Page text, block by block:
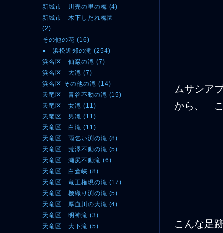
新城市 川売の里の梅 (4)
新城市 木下しだれ梅園
(2)
その他の花 (16)
● 浜松近郊の滝 (254)
浜名区 仙巌の滝 (7)
浜名区 大滝 (7)
浜名区 その他の滝 (14)
天竜区 青谷不動の滝 (15)
天竜区 女滝 (11)
天竜区 男滝 (11)
天竜区 白滝 (11)
天竜区 雨乞い渕の滝 (8)
天竜区 荒澤不動の滝 (5)
天竜区 瀬尻不動滝 (6)
天竜区 白倉峡 (8)
天竜区 竜王権現の滝 (17)
天竜区 機織り渕の滝 (5)
天竜区 厚血川の大滝 (4)
天竜区 明神滝 (3)
天竜区 大下滝 (5)
ムサシ
から、
こんな足